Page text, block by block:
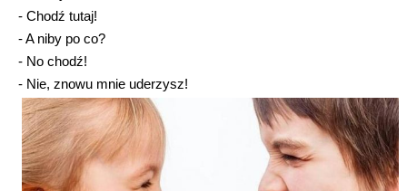
- Chodź tutaj!
- A niby po co?
- No chodź!
- Nie, znowu mnie uderzysz!